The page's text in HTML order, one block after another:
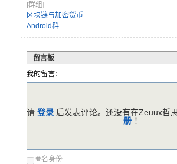
[群组]
区块链与加密货币
Android群
留言板
我的留言：
匿名身份
请 登录 后发表评论。还没有在Zeuux哲
册 ！